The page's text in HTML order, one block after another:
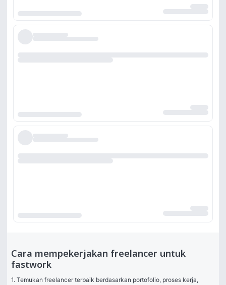
Cara mempekerjakan freelancer untuk
fastwork
1. Temukan freelancer terbaik berdasarkan portofolio, proses kerja,